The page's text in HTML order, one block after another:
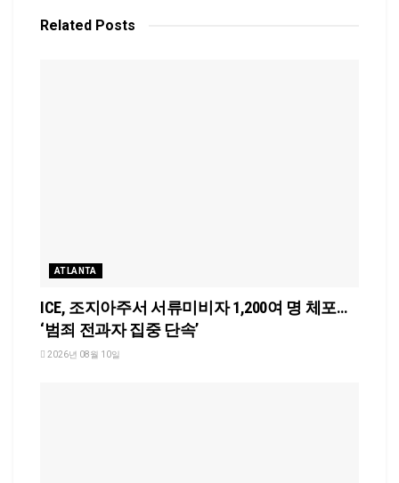
Related Posts
ATLANTA
ICE, 조지아주서 서류미비자 1,200여 명 체포…
‘범죄 전과자 집중 단속’
2026년 08월 10일